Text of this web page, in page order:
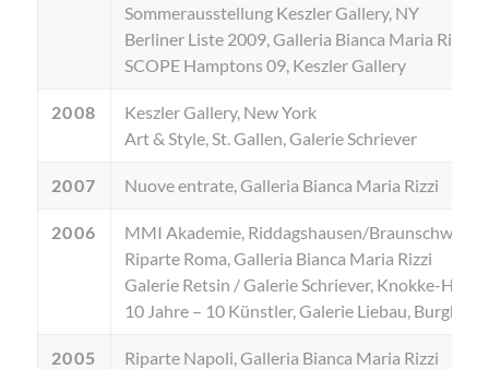
Sommerausstellung Keszler Gallery, NY
Berliner Liste 2009, Galleria Bianca Maria Rizzi
SCOPE Hamptons 09, Keszler Gallery
2008
Keszler Gallery, New York
Art & Style, St. Gallen, Galerie Schriever
2007 Nuove entrate, Galleria Bianca Maria Rizzi
2006
MMI Akademie, Riddagshausen/Braunschweig
Riparte Roma, Galleria Bianca Maria Rizzi
Galerie Retsin / Galerie Schriever, Knokke-Heist,
10 Jahre – 10 Künstler, Galerie Liebau,
2005
Riparte Napoli, Galleria Bianca Maria Rizzi